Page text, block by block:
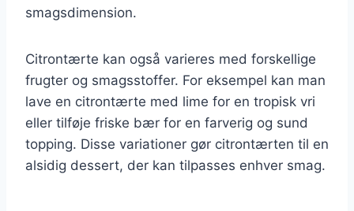
smagsdimension.
Citrontærte kan også varieres med forskellige
frugter og smagsstoffer. For eksempel kan man
lave en citrontærte med lime for en tropisk vri
eller tilføje friske bær for en farverig og sund
topping. Disse variationer gør citrontærten til en
alsidig dessert, der kan tilpasses enhver smag.